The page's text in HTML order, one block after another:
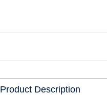
Product Description